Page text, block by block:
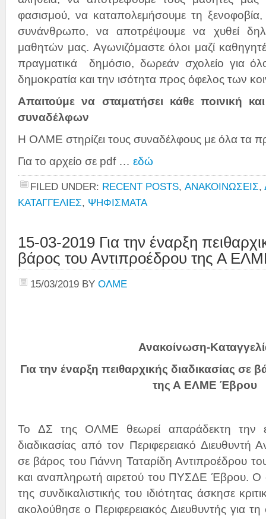
φασισμού, να καταπολεμήσουμε τη
συνάνθρωπο, να αποτρέψουμε να χυθεί
μαθητών μας. Αγωνιζόμαστε όλοι μαζί
πραγματικά δημόσιο, δωρεάν σχολείο για
δημοκρατία και την ισότητα προς όφελος των
Απαιτούμε να σταματήσει κάθε ποινική
συναδέλφων
Η ΟΛΜΕ στηρίζει τους συναδέλφους με όλα τα
Για το αρχείο σε pdf … εδώ
FILED UNDER: RECENT POSTS, ΑΝΑΚΟΙΝΩΣΕΙΣ,
ΚΑΤΑΓΓΕΛΙΕΣ, ΨΗΦΙΣΜΑΤΑ
15-03-2019 Για την έναρξη
βάρος του Αντιπροέδρου της Α
15/03/2019 BY ΟΛΜΕ
Ανακοίνωση-
Για την έναρξη πειθαρχικής διαδικασίας σε
της Α ΕΛΜΕ Έβρου
To ΔΣ της ΟΛΜΕ θεωρεί απαράδεκτη την
διαδικασίας από τον Περιφερειακό Διευθυντή
σε βάρος του Γιάννη Ταταρίδη Αντιπροέδρου
και αναπληρωτή αιρετού του ΠΥΣΔΕ Έβρου. Ο
της συνδικαλιστικής του ιδιότητας άσκησε
ακολούθησε ο Περιφερειακός Διευθυντής για